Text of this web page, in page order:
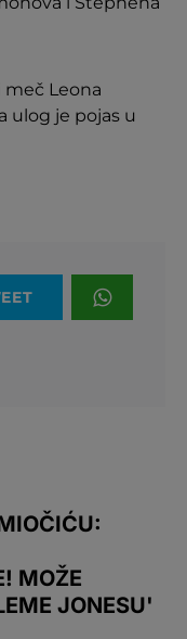
Leona
ulog je pojas u
MOŽE
JONESU'